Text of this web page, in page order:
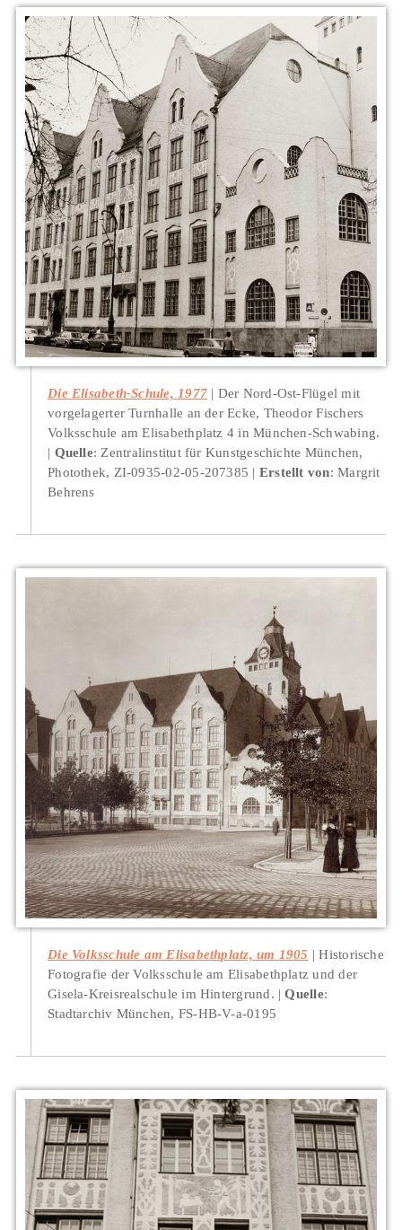
Die Elisabeth-Schule, 1977
Der Nord-Ost-Flügel mit
vorgelagerter Turnhalle an der Ecke, Theodor Fischers
Volksschule am Elisabethplatz 4 in München-Schwabing.
Quelle: Zentralinstitut für Kunstgeschichte München,
Photothek, ZI-0935-02-05-207385
Erstellt von: Margrit
Behrens
Die Volksschule am Elisabethplatz, um 1905
Historische
Fotografie der Volksschule am Elisabethplatz und der
Gisela-Kreisrealschule im Hintergrund.
Quelle:
Stadtarchiv München, FS-HB-V-a-0195